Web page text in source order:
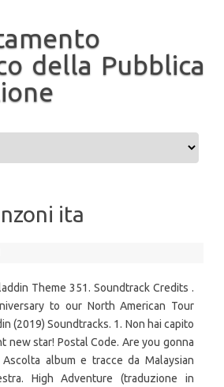
della Pubblica
ita
Theme 351. Soundtrack Credits .
to our North American Tour
(2019) Soundtracks. 1. Non hai capito
new star! Postal Code. Are you gonna
album e tracce da Malaysian
High Adventure (traduzione in